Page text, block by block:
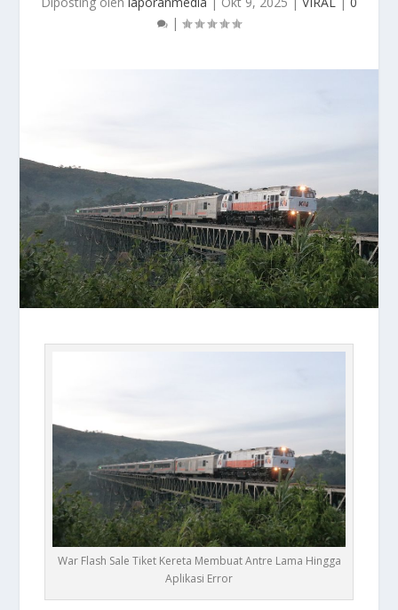
|
War Flash Sale Tiket Kereta Membuat Antre Lama Hingga
Aplikasi Error